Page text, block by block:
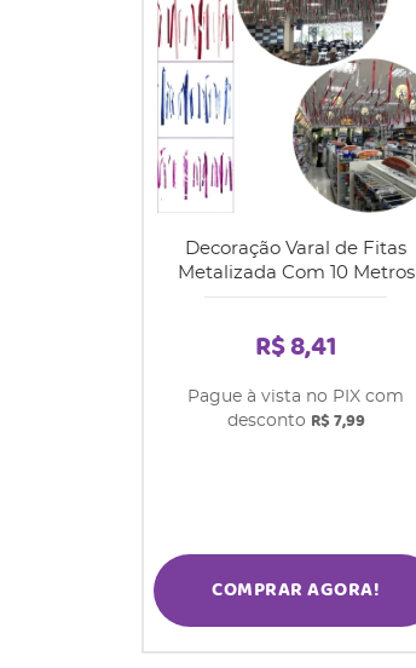
Decoração Varal de Fitas
Metalizada Com 10 Metros
R$ 8,41
Pague à vista no PIX com
desconto R$ 7,99
COMPRAR AGORA!